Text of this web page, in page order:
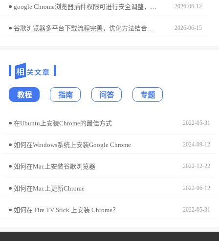
google Chrome浏览器插件权限可进行安全调整，本文解析操作流程和管理策略，帮助用户确保浏览器使用安全可靠。 2026-06-12
谷歌浏览器多平台下载流程完善，优化方法结合配置方案与使用经验，满足多设备下载安装需求。 2026-06-15
教程 指南 问答 专题
在Ubuntu上安装Chrome的最佳方式 2022-05-31
如何在Windows系统上安装Google Chrome 2024-09-12
如何在Mac上安装谷歌浏览器 2022-12-22
如何在Mac上更新Chrome 2022-06-12
如何在 Fire TV Stick 上安装 Chrome？ 2022-05-31